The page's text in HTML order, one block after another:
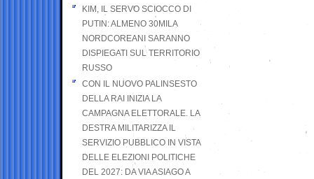
KIM, IL SERVO SCIOCCO DI
PUTIN: ALMENO 30MILA
NORDCOREANI SARANNO
DISPIEGATI SUL TERRITORIO
RUSSO
CON IL NUOVO PALINSESTO
DELLA RAI INIZIA LA
CAMPAGNA ELETTORALE. LA
DESTRA MILITARIZZA IL
SERVIZIO PUBBLICO IN VISTA
DELLE ELEZIONI POLITICHE
DEL 2027: DA VIA ASIAGO A